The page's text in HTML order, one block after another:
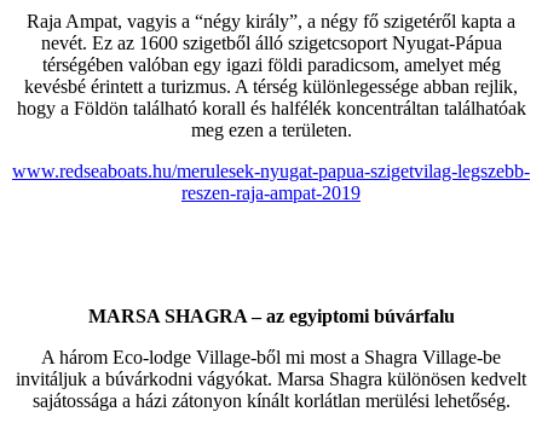
Raja Ampat, vagyis a “négy király”, a négy fő szigetéről kapta a
nevét. Ez az 1600 szigetből álló szigetcsoport Nyugat-Pápua
térségében valóban egy igazi földi paradicsom, amelyet még
kevésbé érintett a turizmus. A térség különlegessége abban rejlik,
hogy a Földön található korall és halfélék koncentráltan találhatóak
meg ezen a területen.
www.redseaboats.hu/merulesek-nyugat-papua-szigetvilag-legszebb-
reszen-raja-ampat-2019
MARSA SHAGRA – az egyiptomi búvárfalu
A három Eco-lodge Village-ből mi most a Shagra Village-be
invitáljuk a búvárkodni vágyókat. Marsa Shagra különösen kedvelt
sajátossága a házi zátonyon kínált korlátlan merülési lehetőség.